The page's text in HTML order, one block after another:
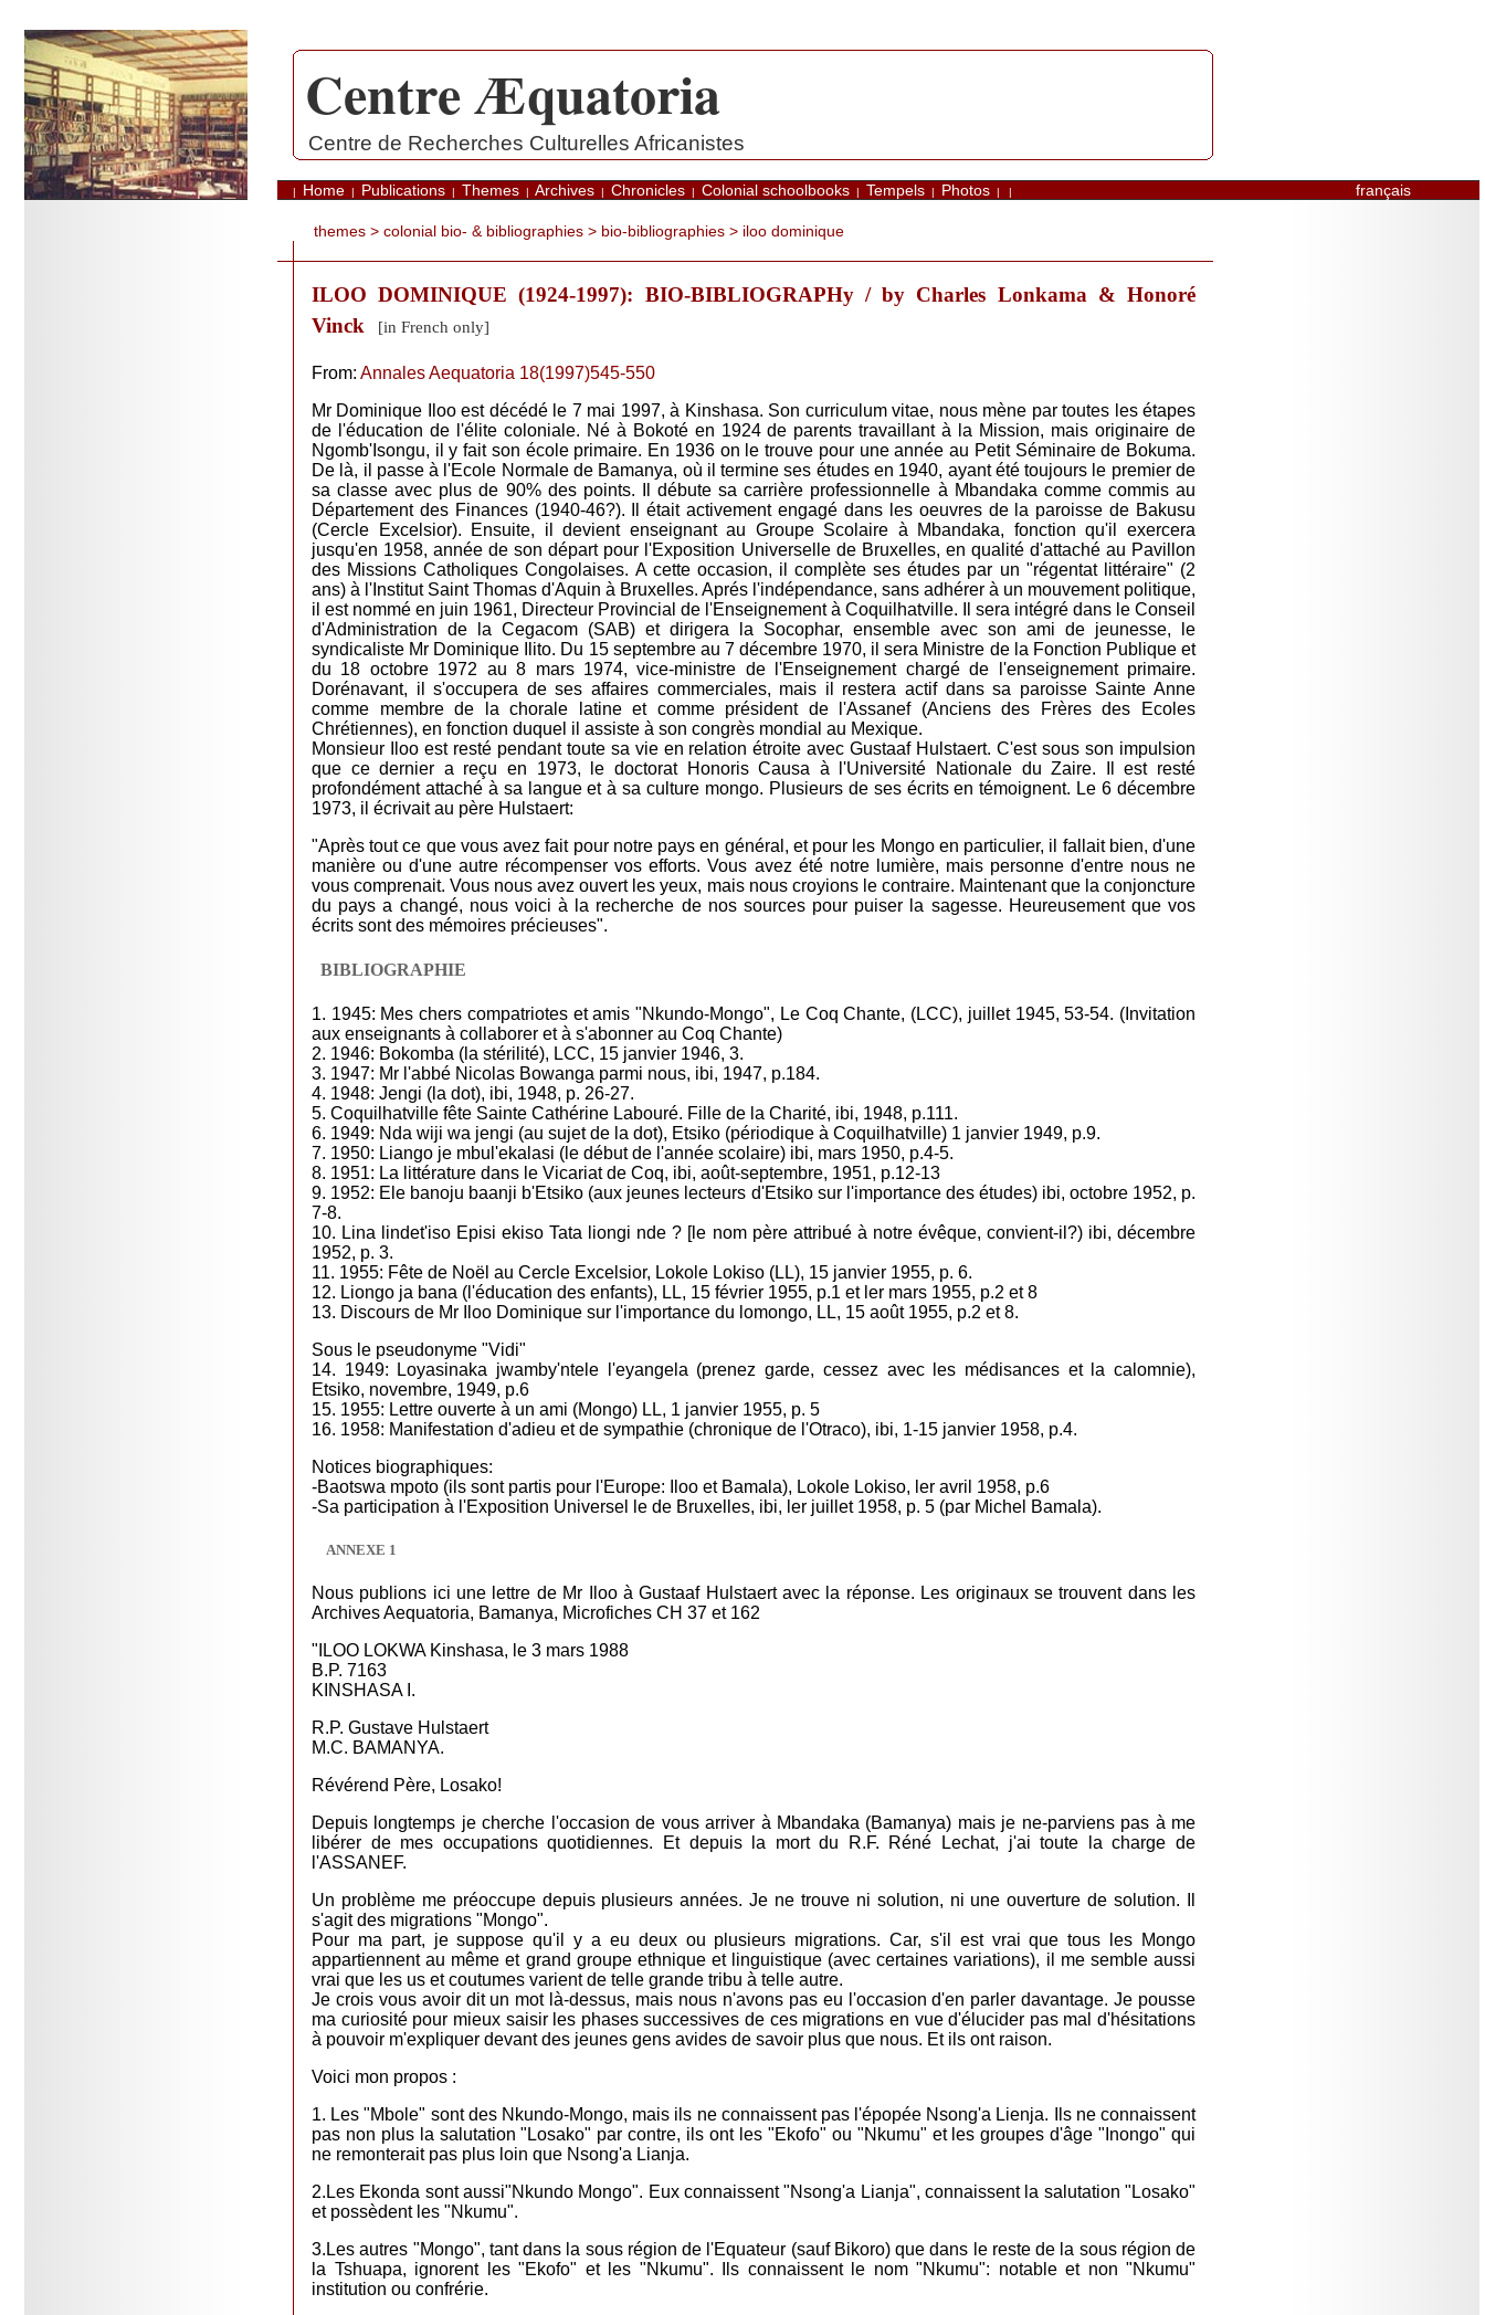
. Centre Æquatoria
Centre de Recherches Culturelles Africanistes
| Home | Publications | Themes | Archives | Chronicles | Colonial schoolbooks | Tempels | Photos | | français
themes> colonial bio- & bibliographies> bio-bibliographies> iloo dominique
ILOO DOMINIQUE (1924-1997): BIO-BIBLIOGRAPHy / by Charles Lonkama & Honoré
Vinck [in French only]
From: Annales Aequatoria 18(1997)545-550
Mr Dominique Iloo est décédé le 7 mai 1997, à Kinshasa. Son curriculum vitae, nous mène par toutes les étapes
de l'éducation de l'élite coloniale. Né à Bokoté en 1924 de parents travaillant à la Mission, mais originaire de
Ngomb'Isongu, il y fait son école primaire. En 1936 on le trouve pour une année au Petit Séminaire de Bokuma.
De là, il passe à l'Ecole Normale de Bamanya, où il termine ses études en 1940, ayant été toujours le premier de
sa classe avec plus de 90% des points. Il débute sa carrière professionnelle à Mbandaka comme commis au
Département des Finances (1940-46?). Il était activement engagé dans les oeuvres de la paroisse de Bakusu
(Cercle Excelsior). Ensuite, il devient enseignant au Groupe Scolaire à Mbandaka, fonction qu'il exercera
jusqu'en 1958, année de son départ pour l'Exposition Universelle de Bruxelles, en qualité d'attaché au Pavillon
des Missions Catholiques Congolaises. A cette occasion, il complète ses études par un "régentat littéraire" (2
ans) à l'Institut Saint Thomas d'Aquin à Bruxelles. Aprés l'indépendance, sans adhérer à un mouvement politique,
il est nommé en juin 1961, Directeur Provincial de l'Enseignement à Coquilhatville. Il sera intégré dans le Conseil
d'Administration de la Cegacom (SAB) et dirigera la Socophar, ensemble avec son ami de jeunesse, le
syndicaliste Mr Dominique Ilito. Du 15 septembre au 7 décembre 1970, il sera Ministre de la Fonction Publique et
du 18 octobre 1972 au 8 mars 1974, vice-ministre de l'Enseignement chargé de l'enseignement primaire.
Dorénavant, il s'occupera de ses affaires commerciales, mais il restera actif dans sa paroisse Sainte Anne
comme membre de la chorale latine et comme président de l'Assanef (Anciens des Frères des Ecoles
Chrétiennes), en fonction duquel il assiste à son congrès mondial au Mexique.
Monsieur Iloo est resté pendant toute sa vie en relation étroite avec Gustaaf Hulstaert. C'est sous son impulsion
que ce dernier a reçu en 1973, le doctorat Honoris Causa à l'Université Nationale du Zaire. Il est resté
profondément attaché à sa langue et à sa culture mongo. Plusieurs de ses écrits en témoignent. Le 6 décembre
1973, il écrivait au père Hulstaert:
"Après tout ce que vous avez fait pour notre pays en général, et pour les Mongo en particulier, il fallait bien, d'une
manière ou d'une autre récompenser vos efforts. Vous avez été notre lumière, mais personne d'entre nous ne
vous comprenait. Vous nous avez ouvert les yeux, mais nous croyions le contraire. Maintenant que la conjoncture
du pays a changé, nous voici à la recherche de nos sources pour puiser la sagesse. Heureusement que vos
écrits sont des mémoires précieuses".
BIBLIOGRAPHIE
1. 1945: Mes chers compatriotes et amis "Nkundo-Mongo", Le Coq Chante, (LCC), juillet 1945, 53-54. (Invitation
aux enseignants à collaborer et à s'abonner au Coq Chante)
2. 1946: Bokomba (la stérilité), LCC, 15 janvier 1946, 3.
3. 1947: Mr l'abbé Nicolas Bowanga parmi nous, ibi, 1947, p.184.
4. 1948: Jengi (la dot), ibi, 1948, p. 26-27.
5. Coquilhatville fête Sainte Cathérine Labouré. Fille de la Charité, ibi, 1948, p.111.
6. 1949: Nda wiji wa jengi (au sujet de la dot), Etsiko (périodique à Coquilhatville) 1 janvier 1949, p.9.
7. 1950: Liango je mbul'ekalasi (le début de l'année scolaire) ibi, mars 1950, p.4-5.
8. 1951: La littérature dans le Vicariat de Coq, ibi, août-septembre, 1951, p.12-13
9. 1952: Ele banoju baanji b'Etsiko (aux jeunes lecteurs d'Etsiko sur l'importance des études) ibi, octobre 1952, p.
7-8.
10. Lina lindet'iso Episi ekiso Tata liongi nde ? [le nom père attribué à notre évêque, convient-il?) ibi, décembre
1952, p. 3.
11. 1955: Fête de Noël au Cercle Excelsior, Lokole Lokiso (LL), 15 janvier 1955, p. 6.
12. Liongo ja bana (l'éducation des enfants), LL, 15 février 1955, p.1 et ler mars 1955, p.2 et 8
13. Discours de Mr Iloo Dominique sur l'importance du lomongo, LL, 15 août 1955, p.2 et 8.
Sous le pseudonyme "Vidi"
14. 1949: Loyasinaka jwamby'ntele l'eyangela (prenez garde, cessez avec les médisances et la calomnie),
Etsiko, novembre, 1949, p.6
15. 1955: Lettre ouverte à un ami (Mongo) LL, 1 janvier 1955, p. 5
16. 1958: Manifestation d'adieu et de sympathie (chronique de l'Otraco), ibi, 1-15 janvier 1958, p.4.
Notices biographiques:
-Baotswa mpoto (ils sont partis pour l'Europe: Iloo et Bamala), Lokole Lokiso, ler avril 1958, p.6
-Sa participation à l'Exposition Universel le de Bruxelles, ibi, ler juillet 1958, p. 5 (par Michel Bamala).
ANNEXE 1
Nous publions ici une lettre de Mr Iloo à Gustaaf Hulstaert avec la réponse. Les originaux se trouvent dans les
Archives Aequatoria, Bamanya, Microfiches CH 37 et 162
"ILOO LOKWA Kinshasa, le 3 mars 1988
B.P. 7163
KINSHASA I.
R.P. Gustave Hulstaert
M.C. BAMANYA.
Révérend Père, Losako!
Depuis longtemps je cherche l'occasion de vous arriver à Mbandaka (Bamanya) mais je ne-parviens pas à me
libérer de mes occupations quotidiennes. Et depuis la mort du R.F. Réné Lechat, j'ai toute la charge de
l'ASSANEF.
Un problème me préoccupe depuis plusieurs années. Je ne trouve ni solution, ni une ouverture de solution. Il
s'agit des migrations "Mongo".
Pour ma part, je suppose qu'il y a eu deux ou plusieurs migrations. Car, s'il est vrai que tous les Mongo
appartiennent au même et grand groupe ethnique et linguistique (avec certaines variations), il me semble aussi
vrai que les us et coutumes varient de telle grande tribu à telle autre.
Je crois vous avoir dit un mot là-dessus, mais nous n'avons pas eu l'occasion d'en parler davantage. Je pousse
ma curiosité pour mieux saisir les phases successives de ces migrations en vue d'élucider pas mal d'hésitations
à pouvoir m'expliquer devant des jeunes gens avides de savoir plus que nous. Et ils ont raison.
Voici mon propos :
1. Les "Mbole" sont des Nkundo-Mongo, mais ils ne connaissent pas l'épopée Nsong'a Lienja. Ils ne connaissent
pas non plus la salutation "Losako" par contre, ils ont les "Ekofo" ou "Nkumu" et les groupes d'âge "Inongo" qui
ne remonterait pas plus loin que Nsong'a Lianja.
2.Les Ekonda sont aussi"Nkundo Mongo". Eux connaissent "Nsong'a Lianja", connaissent la salutation "Losako"
et possèdent les "Nkumu".
3.Les autres "Mongo", tant dans la sous région de l'Equateur (sauf Bikoro) que dans le reste de la sous région de
la Tshuapa, ignorent les "Ekofo" et les "Nkumu". Ils connaissent le nom "Nkumu": notable et non "Nkumu"
institution ou confrérie.